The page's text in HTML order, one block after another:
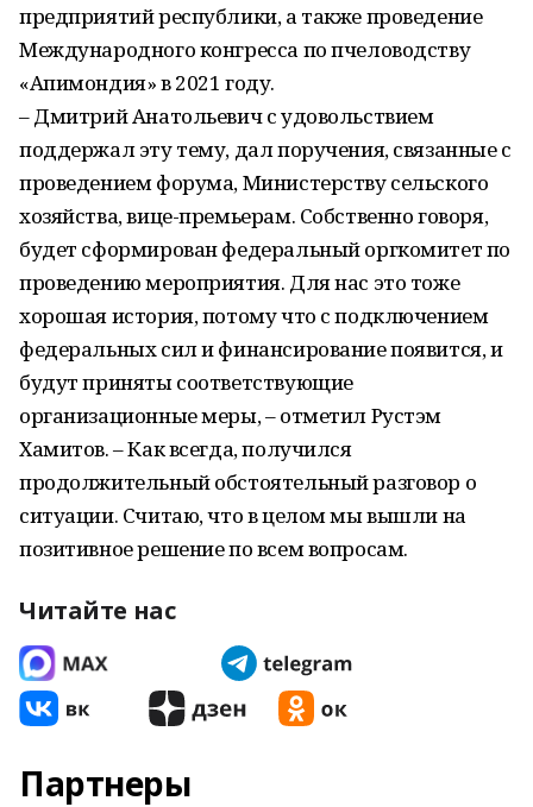
предприятий республики, а также проведение
Международного конгресса по пчеловодству
«Апимондия» в 2021 году.
– Дмитрий Анатольевич с удовольствием
поддержал эту тему, дал поручения, связанные с
проведением форума, Министерству сельского
хозяйства, вице-премьерам. Собственно говоря,
будет сформирован федеральный оргкомитет по
проведению мероприятия. Для нас это тоже
хорошая история, потому что с подключением
федеральных сил и финансирование появится, и
будут приняты соответствующие
организационные меры, – отметил Рустэм
Хамитов. – Как всегда, получился
продолжительный обстоятельный разговор о
ситуации. Считаю, что в целом мы вышли на
позитивное решение по всем вопросам.
Читайте нас
Партнеры